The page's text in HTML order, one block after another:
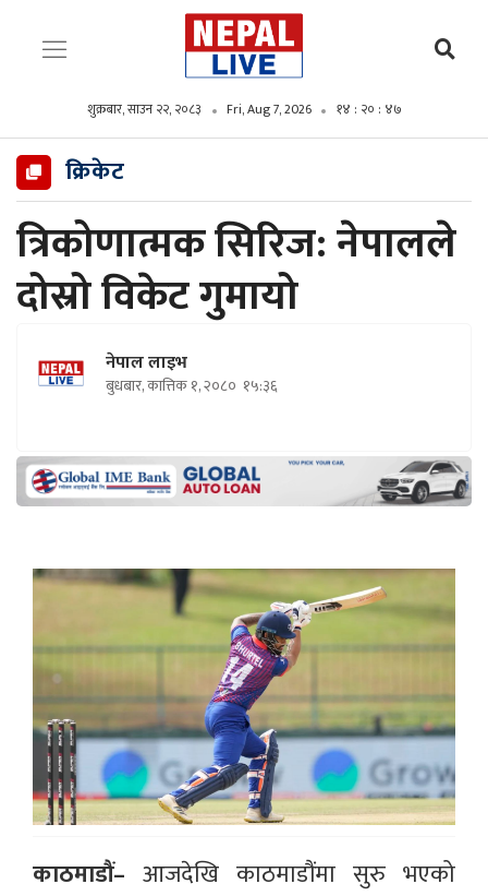
शुक्रबार, साउन २२, २०८३ Fri, Aug 7, 2026 १४ : २० : ४८
क्रिकेट
त्रिकोणात्मक सिरिज: नेपालले
दोस्रो विकेट गुमायो
नेपाल लाइभ
बुधबार, कात्तिक १, २०८० १५:३६
काठमाडौं– आजदेखि काठमाडौंमा सुरु भएको